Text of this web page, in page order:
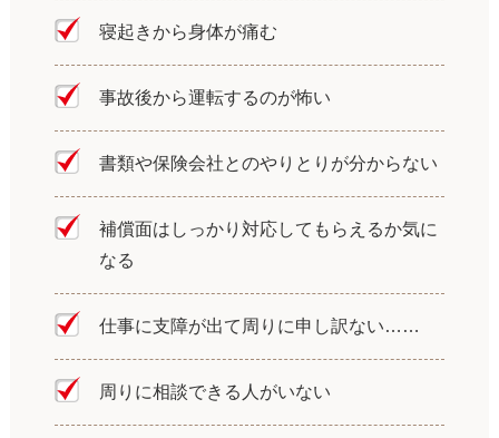
寝起きから身体が痛む
事故後から運転するのが怖い
書類や保険会社とのやりとりが分からない
補償面はしっかり対応してもらえるか気に
なる
仕事に支障が出て周りに申し訳ない……
周りに相談できる人がいない